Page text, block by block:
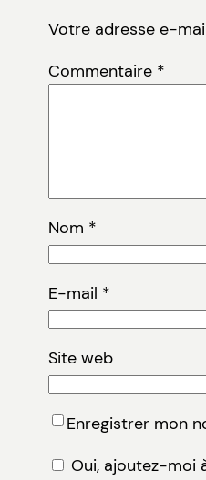
Votre adresse e-
Commentaire *
Nom *
E-mail *
Site web
Enregistrer mon
Oui, ajoutez-moi